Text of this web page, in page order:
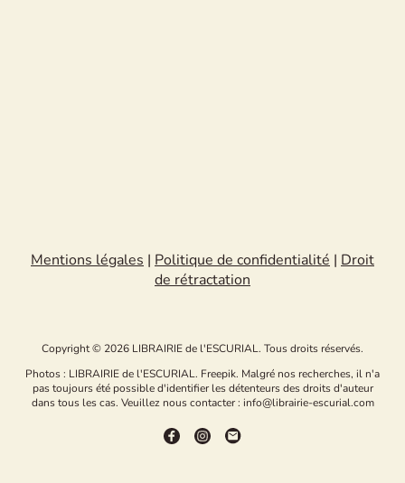
Mentions légales | Politique de confidentialité | Droit
de rétractation
Copyright © 2026 LIBRAIRIE de l'ESCURIAL. Tous droits réservés.
Photos : LIBRAIRIE de l'ESCURIAL. Freepik. Malgré nos recherches, il n'a
pas toujours été possible d'identifier les détenteurs des droits d'auteur
dans tous les cas. Veuillez nous contacter : info@librairie-escurial.com